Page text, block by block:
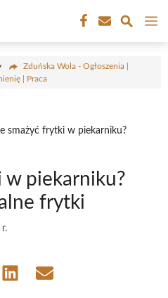
Zduńska Wola - Ogłoszenia |
| Praca
smażyć frytki w piekarniku?
w piekarniku?
frytki
Share Share